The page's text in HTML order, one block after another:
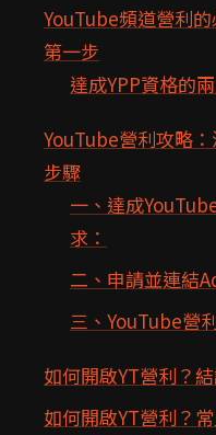
YouTube頻道營利
第一步
達成YPP資格的
YouTube營利攻略
步驟
一、達成
求：
二、申請並連結
三、YouTube營
如何開啟YT營利？
如何開啟YT營利？